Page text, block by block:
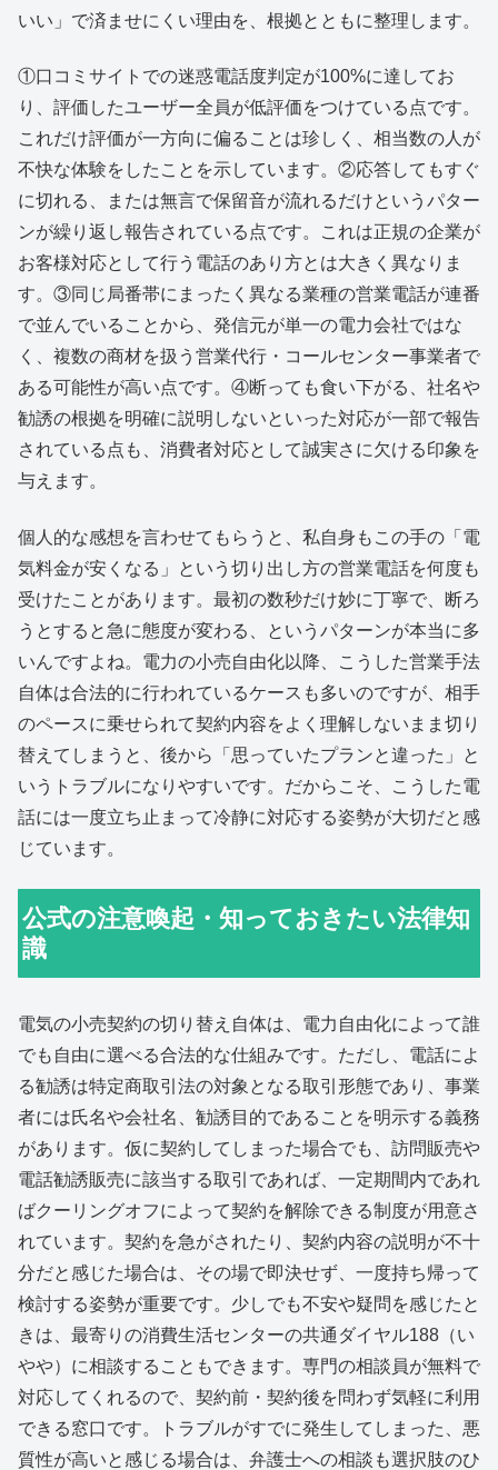
いい」で済ませにくい理由を、根拠とともに整理します。
①口コミサイトでの迷惑電話度判定が100%に達してお
り、評価したユーザー全員が低評価をつけている点です。
これだけ評価が一方向に偏ることは珍しく、相当数の人が
不快な体験をしたことを示しています。②応答してもすぐ
に切れる、または無言で保留音が流れるだけというパター
ンが繰り返し報告されている点です。これは正規の企業が
お客様対応として行う電話のあり方とは大きく異なりま
す。③同じ局番帯にまったく異なる業種の営業電話が連番
で並んでいることから、発信元が単一の電力会社ではな
く、複数の商材を扱う営業代行・コールセンター事業者で
ある可能性が高い点です。④断っても食い下がる、社名や
勧誘の根拠を明確に説明しないといった対応が一部で報告
されている点も、消費者対応として誠実さに欠ける印象を
与えます。
個人的な感想を言わせてもらうと、私自身もこの手の「電
気料金が安くなる」という切り出し方の営業電話を何度も
受けたことがあります。最初の数秒だけ妙に丁寧で、断ろ
うとすると急に態度が変わる、というパターンが本当に多
いんですよね。電力の小売自由化以降、こうした営業手法
自体は合法的に行われているケースも多いのですが、相手
のペースに乗せられて契約内容をよく理解しないまま切り
替えてしまうと、後から「思っていたプランと違った」と
いうトラブルになりやすいです。だからこそ、こうした電
話には一度立ち止まって冷静に対応する姿勢が大切だと感
じています。
公式の注意喚起・知っておきたい法律知
識
電気の小売契約の切り替え自体は、電力自由化によって誰
でも自由に選べる合法的な仕組みです。ただし、電話によ
る勧誘は特定商取引法の対象となる取引形態であり、事業
者には氏名や会社名、勧誘目的であることを明示する義務
があります。仮に契約してしまった場合でも、訪問販売や
電話勧誘販売に該当する取引であれば、一定期間内であれ
ばクーリングオフによって契約を解除できる制度が用意さ
れています。契約を急がされたり、契約内容の説明が不十
分だと感じた場合は、その場で即決せず、一度持ち帰って
検討する姿勢が重要です。少しでも不安や疑問を感じたと
きは、最寄りの消費生活センターの共通ダイヤル188（い
やや）に相談することもできます。専門の相談員が無料で
対応してくれるので、契約前・契約後を問わず気軽に利用
できる窓口です。トラブルがすでに発生してしまった、悪
質性が高いと感じる場合は、弁護士への相談も選択肢のひ